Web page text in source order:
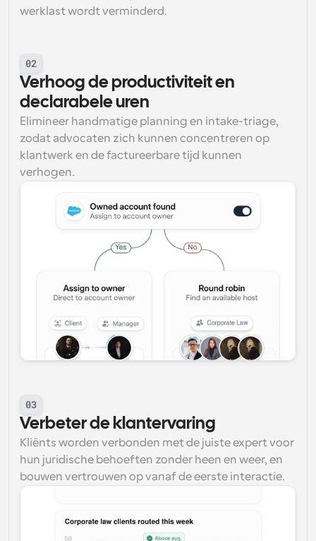
werklast wordt verminderd.
02
Verhoog de productiviteit en
declarabele uren
Elimineer handmatige planning en intake-triage,
zodat advocaten zich kunnen concentreren op
klantwerk en de factureerbare tijd kunnen
verhogen.
03
Verbeter de klantervaring
Kliënts worden verbonden met de juiste expert voor
hun juridische behoeften zonder heen en weer, en
bouwen vertrouwen op vanaf de eerste interactie.